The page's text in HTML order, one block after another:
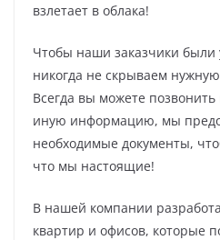
взлетает в облака!
Чтобы наши заказчики
никогда не скрываем
Всегда вы можете
иную информацию, мы
необходимые документы,
что мы настоящие!
В нашей компании
квартир и офисов, которые